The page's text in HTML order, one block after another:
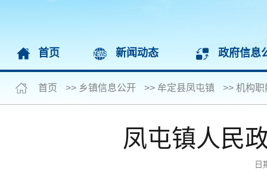
首页 新闻动态 政府信息
首页 >> 乡镇信息公开 >> 牟定县凤屯镇 >> 机构职
凤屯镇人民
日